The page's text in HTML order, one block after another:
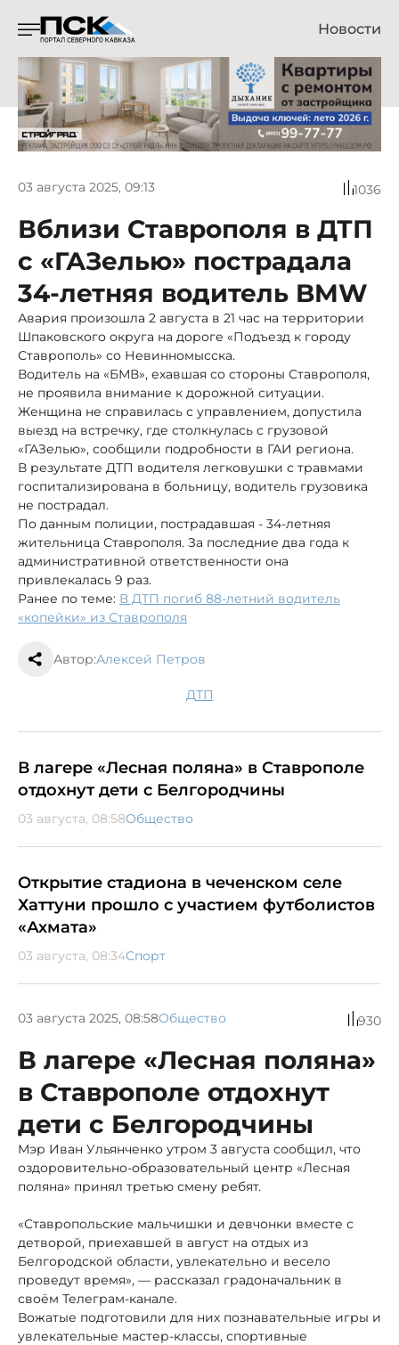
Новости
03 августа 2025, 09:13 1036
Вблизи Ставрополя в ДТП
с «ГАЗелью» пострадала
34-летняя водитель BMW
Авария произошла 2 августа в 21 час на территории
Шпаковского округа на дороге «Подъезд к городу
Ставрополь» со Невинномысска.
Водитель на «БМВ», ехавшая со стороны Ставрополя,
не проявила внимание к дорожной ситуации.
Женщина не справилась с управлением, допустила
выезд на встречку, где столкнулась с грузовой
«ГАЗелью», сообщили подробности в ГАИ региона.
В результате ДТП водителя легковушки с травмами
госпитализирована в больницу, водитель грузовика
не пострадал.
По данным полиции, пострадавшая - 34-летняя
жительница Ставрополя. За последние два года к
административной ответственности она
привлекалась 9 раз.
Ранее по теме: В ДТП погиб 88-летний водитель
«копейки» из Ставрополя
Автор:Алексей Петров
ДТП
В лагере «Лесная поляна» в Ставрополе
отдохнут дети с Белгородчины
03 августа, 08:58Общество
Открытие стадиона в чеченском селе
Хаттуни прошло с участием футболистов
«Ахмата»
03 августа, 08:34Спорт
03 августа 2025, 08:58Общество 930
В лагере «Лесная поляна»
в Ставрополе отдохнут
дети с Белгородчины
Мэр Иван Ульянченко утром 3 августа сообщил, что
оздоровительно-образовательный центр «Лесная
поляна» принял третью смену ребят.
«Ставропольские мальчишки и девчонки вместе с
детворой, приехавшей в август на отдых из
Белгородской области, увлекательно и весело
проведут время», — рассказал градоначальник в
своём Телеграм-канале.
Вожатые подготовили для них познавательные игры и
увлекательные мастер-классы, спортивные